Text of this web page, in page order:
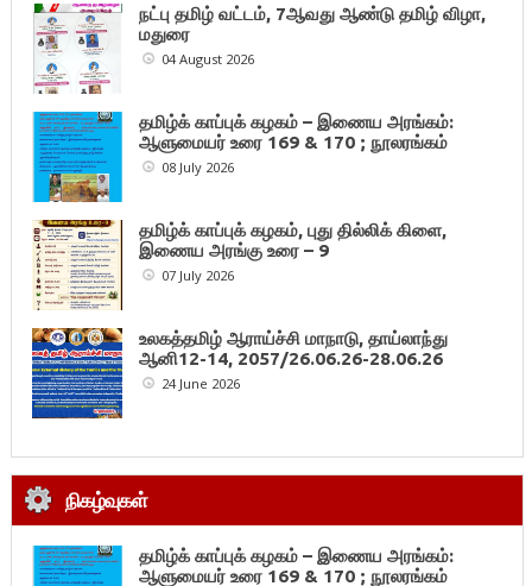
நட்பு தமிழ் வட்டம், 7ஆவது ஆண்டு தமிழ் விழா,
மதுரை
04 August 2026
தமிழ்க் காப்புக் கழகம் – இணைய அரங்கம்:
ஆளுமையர் உரை 169 & 170 ; நூலரங்கம்
08 July 2026
தமிழ்க் காப்புக் கழகம், புது தில்லிக் கிளை,
இணைய அரங்கு உரை – 9
07 July 2026
உலகத்தமிழ் ஆராய்ச்சி மாநாடு, தாய்லாந்து
ஆனி12-14, 2057/26.06.26-28.06.26
24 June 2026
நிகழ்வுகள்
தமிழ்க் காப்புக் கழகம் – இணைய அரங்கம்:
ஆளுமையர் உரை 169 & 170 ; நூலரங்கம்